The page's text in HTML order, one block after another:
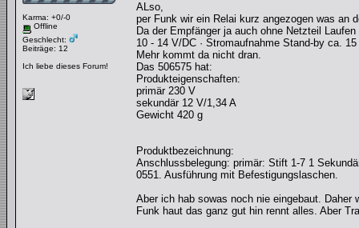
Karma: +0/-0
Offline
Geschlecht:
Beiträge: 12
Ich liebe dieses Forum!
ALso,
per Funk wir ein Relai kurz angezogen was an
Da der Empfänger ja auch ohne Netzteil
10 - 14 V/DC · Stromaufnahme Stand-by ca.
Mehr kommt da nicht dran.
Das 506575 hat:
Produkteigenschaften:
primär 230 V
sekundär 12 V/1,34 A
Gewicht 420 g
Produktbezeichnung:
Anschlussbelegung: primär: Stift 1-7 1
0551. Ausführung mit Befestigungslaschen.
Aber ich hab sowas noch nie eingebaut.
Funk haut das ganz gut hin rennt alles. Aber